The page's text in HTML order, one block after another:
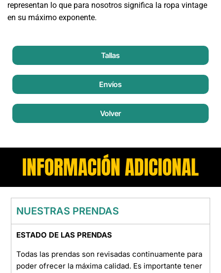
representan lo que para nosotros significa la ropa vintage
en su máximo exponente.
Tallas
Envíos
Volver
INFORMACIÓN ADICIONAL
NUESTRAS PRENDAS
ESTADO DE LAS PRENDAS
Todas las prendas son revisadas continuamente para
poder ofrecer la máxima calidad. Es importante tener